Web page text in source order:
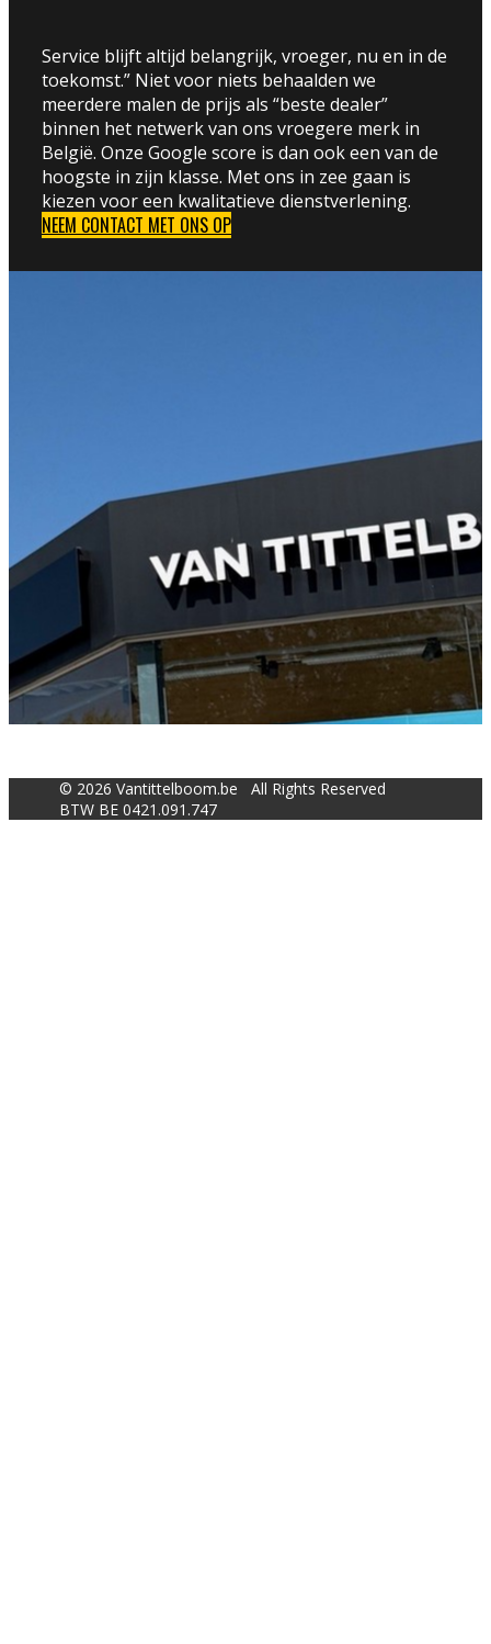
Service blijft altijd belangrijk, vroeger, nu en in de
toekomst.” Niet voor niets behaalden we
meerdere malen de prijs als “beste dealer”
binnen het netwerk van ons vroegere merk in
België. Onze Google score is dan ook een van de
hoogste in zijn klasse. Met ons in zee gaan is
kiezen voor een kwalitatieve dienstverlening.
NEEM CONTACT MET ONS OP
© 2026 Vantittelboom.be All Rights Reserved
BTW BE 0421.091.747